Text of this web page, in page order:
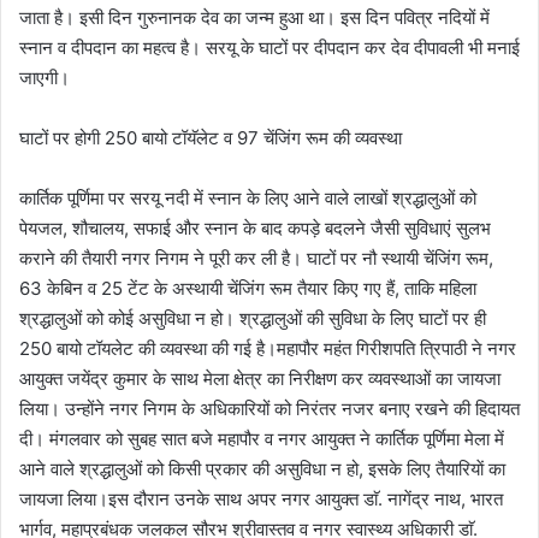
जाता है। इसी दिन गुरुनानक देव का जन्म हुआ था। इस दिन पवित्र नदियों में
स्नान व दीपदान का महत्व है। सरयू के घाटों पर दीपदान कर देव दीपावली भी मनाई
जाएगी।
घाटों पर होगी 250 बायो टॉयॅलेट व 97 चेंजिंग रूम की व्यवस्था
कार्तिक पूर्णिमा पर सरयू नदी में स्नान के लिए आने वाले लाखों श्रद्धालुओं को
पेयजल, शौचालय, सफाई और स्नान के बाद कपड़े बदलने जैसी सुविधाएं सुलभ
कराने की तैयारी नगर निगम ने पूरी कर ली है। घाटों पर नौ स्थायी चेंजिंग रूम,
63 केबिन व 25 टेंट के अस्थायी चेंजिंग रूम तैयार किए गए हैं, ताकि महिला
श्रद्धालुओं को कोई असुविधा न हो। श्रद्धालुओं की सुविधा के लिए घाटों पर ही
250 बायो टॉयलेट की व्यवस्था की गई है।महापौर महंत गिरीशपति त्रिपाठी ने नगर
आयुक्त जयेंद्र कुमार के साथ मेला क्षेत्र का निरीक्षण कर व्यवस्थाओं का जायजा
लिया। उन्होंने नगर निगम के अधिकारियों को निरंतर नजर बनाए रखने की हिदायत
दी। मंगलवार को सुबह सात बजे महापौर व नगर आयुक्त ने कार्तिक पूर्णिमा मेला में
आने वाले श्रद्धालुओं को किसी प्रकार की असुविधा न हो, इसके लिए तैयारियाें का
जायजा लिया।इस दौरान उनके साथ अपर नगर आयुक्त डाॅ. नागेंद्र नाथ, भारत
भार्गव, महाप्रबंधक जलकल सौरभ श्रीवास्तव व नगर स्वास्थ्य अधिकारी डाॅ.